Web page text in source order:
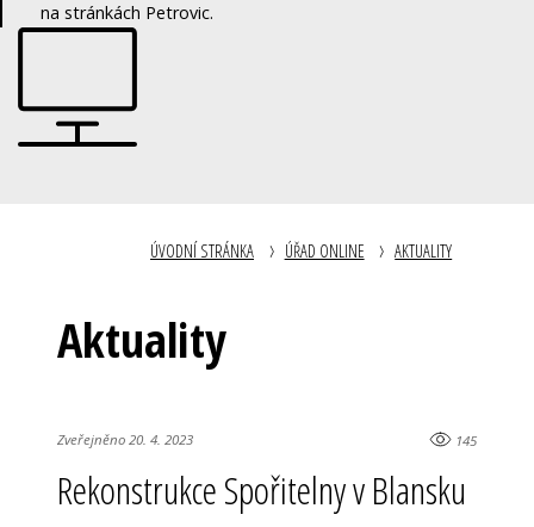
na stránkách Petrovic.
ÚVODNÍ STRÁNKA ÚŘAD ONLINE AKTUALITY
Aktuality
Zveřejněno 20. 4. 2023 145
Rekonstrukce Spořitelny v Blansku